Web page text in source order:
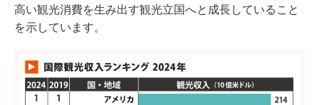
高い観光消費を生み出す観光立国へと成長していること
を示しています。